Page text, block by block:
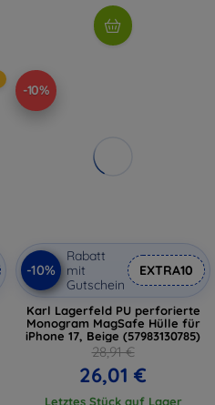
-10%
-10%
Rabatt
mit
Gutschein
EXTRA10
Karl Lagerfeld PU perforierte
Monogram MagSafe Hülle für
iPhone 17, Beige (57983130785)
28,91 €
26,01 €
Letztes Stück auf Lager